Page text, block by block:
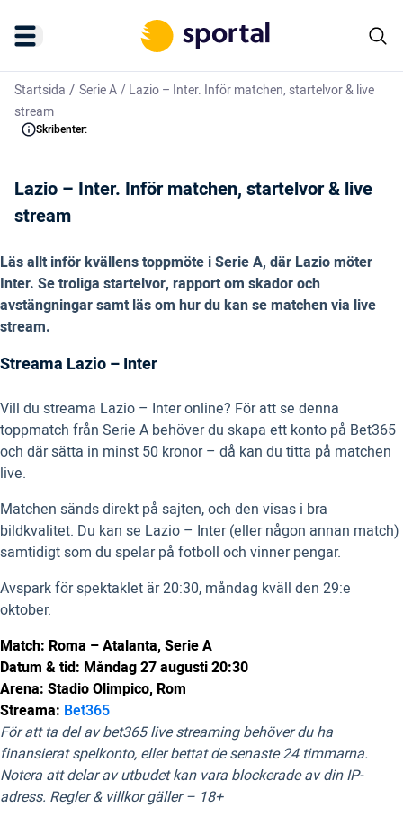
Startsida / Serie A/Lazio – Inter. Inför matchen, startelvor & live
stream
Skribenter:
Lazio – Inter. Inför matchen, startelvor & live
stream
Läs allt inför kvällens toppmöte i Serie A, där Lazio möter
Inter. Se troliga startelvor, rapport om skador och
avstängningar samt läs om hur du kan se matchen via live
stream.
Streama Lazio – Inter
Vill du streama Lazio – Inter online? För att se denna
toppmatch från Serie A behöver du skapa ett konto på Bet365
och där sätta in minst 50 kronor – då kan du titta på matchen
live.
Matchen sänds direkt på sajten, och den visas i bra
bildkvalitet. Du kan se Lazio – Inter (eller någon annan match)
samtidigt som du spelar på fotboll och vinner pengar.
Avspark för spektaklet är 20:30, måndag kväll den 29:e
oktober.
Match: Roma – Atalanta, Serie A
Datum & tid: Måndag 27 augusti 20:30
Arena: Stadio Olimpico, Rom
Streama: Bet365
För att ta del av bet365 live streaming behöver du ha
finansierat spelkonto, eller bettat de senaste 24 timmarna.
Notera att delar av utbudet kan vara blockerade av din IP-
adress. Regler & villkor gäller – 18+